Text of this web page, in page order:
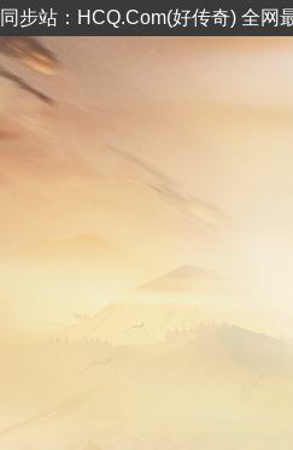
同步站：HCQ.Com(好传奇) 全